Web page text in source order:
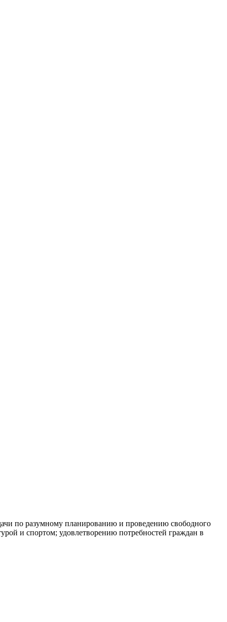
по разумному планированию и проведению свободного
и спортом; удовлетворению потребностей граждан в